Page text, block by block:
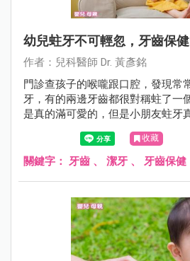
幼兒蛀牙不可輕忽，牙齒保
作者：兒科醫師 Dr. 黃彥銘
門診查孩子的喉嚨跟口腔，發現常
牙，有的兩邊牙齒都很對稱蛀了一
是真的滿可愛的，但是小朋友蛀牙
能不能輕忽！在此統整一下常見的
收藏
關鍵字： 牙齒 、 潔牙 、 牙齒保健